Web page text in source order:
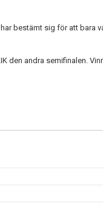
bestämt sig för att bara
den andra semifinalen.